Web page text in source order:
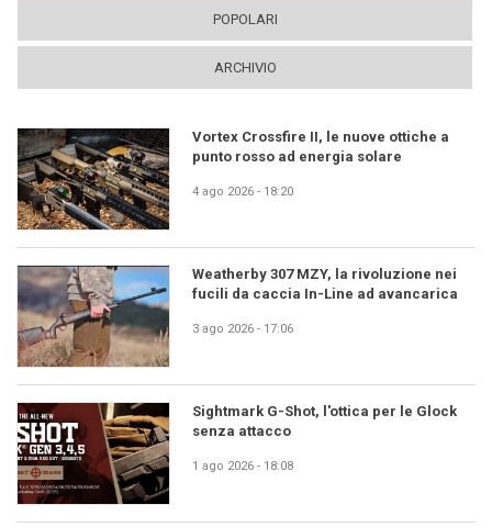
POPOLARI
ARCHIVIO
Vortex Crossfire II, le nuove ottiche a
punto rosso ad energia solare
4 ago 2026 - 18:20
Weatherby 307 MZY, la rivoluzione nei
fucili da caccia In-Line ad avancarica
3 ago 2026 - 17:06
Sightmark G-Shot, l'ottica per le Glock
senza attacco
1 ago 2026 - 18:08